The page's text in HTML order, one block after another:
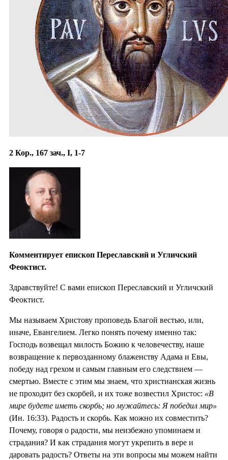
2 Кор., 167 зач., I, 1-7
Комментирует епископ Переславский и Угличский
Феоктист.
Здравствуйте! С вами епископ Переславский и Угличский
Феоктист.
Мы называем Христову проповедь Благой вестью, или,
иначе, Евангелием. Легко понять почему именно так:
Господь возвещал милость Божию к человечеству, наше
возвращение к первозданному блаженству Адама и Евы,
победу над грехом и самым главным его следствием —
смертью. Вместе с этим мы знаем, что христианская жизнь
не проходит без скорбей, и их тоже возвестил Христос: «В
мире будете иметь скорбь; но мужайтесь: Я победил мир»
(Ин. 16:33). Радость и скорбь. Как можно их совместить?
Почему, говоря о радости, мы неизбежно упоминаем и
страдания? И как страдания могут укрепить в вере и
даровать радость? Ответы на эти вопросы мы можем найти